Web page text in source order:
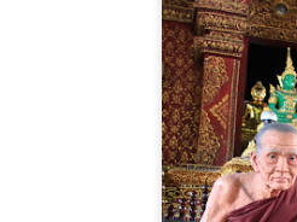
sais pas pourquoi, mais en repartant,
à ce moment-là des
dans la campagne ouzbèque.
comme leur frère de sang
qui coule dans nos veines). Qu’à
Samarcande sans la 3ème.
Toshkent, Ozbekiston